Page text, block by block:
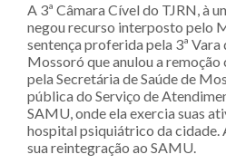
A 3ª Câmara Cível do TJRN, à
negou recurso interposto pelo
sentença proferida pela 3ª Vara
Mossoró que anulou a
pela Secretária de Saúde de
pública do Serviço de
SAMU, onde ela exercia suas
hospital psiquiátrico da cidade.
sua reintegração ao SAMU.